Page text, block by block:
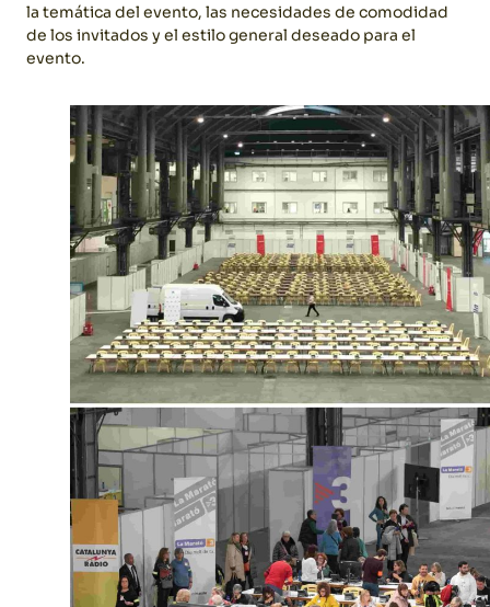
la temática del evento, las necesidades de comodidad
de los invitados y el estilo general deseado para el
evento.